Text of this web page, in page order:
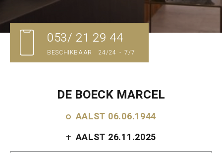
053/ 21 29 44
BESCHIKBAAR 24/24 - 7/7
DE BOECK MARCEL
AALST 06.06.1944
AALST 26.11.2025